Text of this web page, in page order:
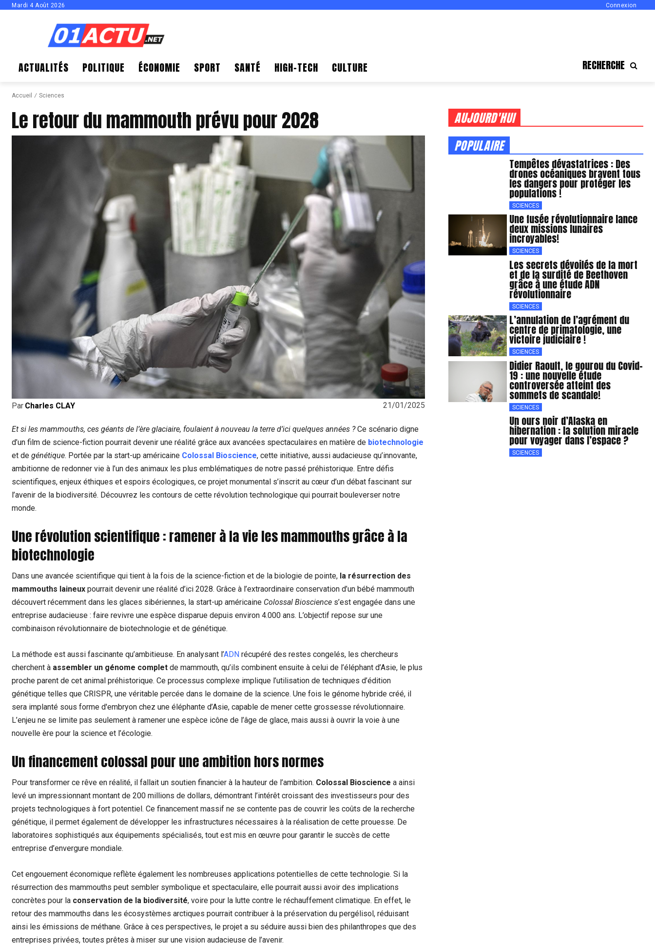
Mardi 4 Août 2026 Connexion
ACTUALITÉS POLITIQUE ÉCONOMIE SPORT SANTÉ HIGH-TECH CULTURE RECHERCHE
Accueil Sciences
Le retour du mammouth prévu pour 2028
21/01/2025
Par Charles CLAY
Et si les mammouths, ces géants de l’ère glaciaire, foulaient à nouveau la terre d’ici quelques années ?Ce scénario digne
d’un film de science-fiction pourrait devenir une réalité grâce aux avancées spectaculaires en matière de biotechnologie
et de génétique. Portée par la start-up américaine Colossal Bioscience, cette initiative, aussi audacieuse qu’innovante,
ambitionne de redonner vie à l’un des animaux les plus emblématiques de notre passé préhistorique. Entre défis
scientifiques, enjeux éthiques et espoirs écologiques, ce projet monumental s’inscrit au cœur d’un débat fascinant sur
l’avenir de la biodiversité. Découvrez les contours de cette révolution technologique qui pourrait bouleverser notre
monde.
Une révolution scientifique : ramener à la vie les mammouths grâce à la
biotechnologie
Dans une avancée scientifique qui tient à la fois de la science-fiction et de la biologie de pointe, la résurrection des
mammouths laineux pourrait devenir une réalité d’ici 2028. Grâce à l’extraordinaire conservation d’un bébé mammouth
découvert récemment dans les glaces sibériennes, la start-up américaine Colossal Bioscience s’est engagée dans une
entreprise audacieuse : faire revivre une espèce disparue depuis environ 4.000 ans. L’objectif repose sur une
combinaison révolutionnaire de biotechnologie et de génétique.
La méthode est aussi fascinante qu’ambitieuse. En analysant l’ADN récupéré des restes congelés, les chercheurs
cherchent à assembler un génome complet de mammouth, qu’ils combinent ensuite à celui de l’éléphant d’Asie, le plus
proche parent de cet animal préhistorique. Ce processus complexe implique l’utilisation de techniques d’édition
génétique telles que CRISPR, une véritable percée dans le domaine de la science. Une fois le génome hybride créé, il
sera implanté sous forme d'embryon chez une éléphante d’Asie, capable de mener cette grossesse révolutionnaire.
L’enjeu ne se limite pas seulement à ramener une espèce icône de l’âge de glace, mais aussi à ouvrir la voie à une
nouvelle ère pour la science et l’écologie.
Un financement colossal pour une ambition hors normes
Pour transformer ce rêve en réalité, il fallait un soutien financier à la hauteur de l’ambition. Colossal Bioscience a ainsi
levé un impressionnant montant de 200 millions de dollars, démontrant l’intérêt croissant des investisseurs pour des
projets technologiques à fort potentiel. Ce financement massif ne se contente pas de couvrir les coûts de la recherche
génétique, il permet également de développer les infrastructures nécessaires à la réalisation de cette prouesse. De
laboratoires sophistiqués aux équipements spécialisés, tout est mis en œuvre pour garantir le succès de cette
entreprise d’envergure mondiale.
Cet engouement économique reflète également les nombreuses applications potentielles de cette technologie. Si la
résurrection des mammouths peut sembler symbolique et spectaculaire, elle pourrait aussi avoir des implications
concrètes pour la conservation de la biodiversité, voire pour la lutte contre le réchauffement climatique. En effet, le
retour des mammouths dans les écosystèmes arctiques pourrait contribuer à la préservation du pergélisol, réduisant
ainsi les émissions de méthane. Grâce à ces perspectives, le projet a su séduire aussi bien des philanthropes que des
entreprises privées, toutes prêtes à miser sur une vision audacieuse de l’avenir.
AUJOURD'HUI
POPULAIRE
Tempêtes dévastatrices : Des
drones océaniques bravent tous
les dangers pour protéger les
populations !
SCIENCES
Une fusée révolutionnaire lance
deux missions lunaires
incroyables!
SCIENCES
Les secrets dévoilés de la mort
et de la surdité de Beethoven
grâce à une étude ADN
révolutionnaire
SCIENCES
L’annulation de l’agrément du
centre de primatologie, une
victoire judiciaire !
SCIENCES
Didier Raoult, le gourou du Covid-
19 : une nouvelle étude
controversée atteint des
sommets de scandale!
SCIENCES
Un ours noir d’Alaska en
hibernation : la solution miracle
pour voyager dans l’espace ?
SCIENCES